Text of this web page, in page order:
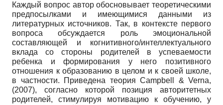
Каждый вопрос автор обосновывает теоретическими
предпосылками и имеющимися данными из
литературных источников. Так, в контексте первого
вопроса обсуждается роль эмоциональной
составляющей и когнитивного/интеллектуального
вклада со стороны родителей в успеваемости
ребенка и формирования у него позитивного
отношения к образованию в целом и к своей школе,
в частности. Приведена теория Campbell & Verna,
(2007), согласно которой позиция авторитетных
родителей, стимулируя мотивацию к обучению, у